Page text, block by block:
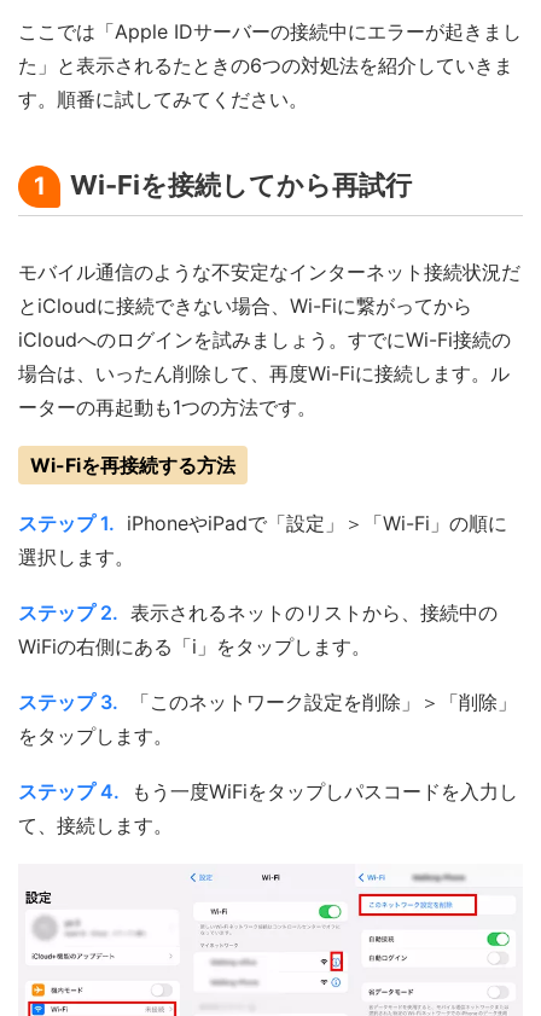
ここでは「Apple IDサーバーの接続中にエラーが起きまし
た」と表示されるたときの6つの対処法を紹介していきま
す。順番に試してみてください。
1 Wi-Fiを接続してから再試行
モバイル通信のような不安定なインターネット接続状況だ
とiCloudに接続できない場合、Wi-Fiに繋がってから
iCloudへのログインを試みましょう。すでにWi-Fi接続の
場合は、いったん削除して、再度Wi-Fiに接続します。ル
ーターの再起動も1つの方法です。
Wi-Fiを再接続する方法
ステップ 1. iPhoneやiPadで「設定」＞「Wi-Fi」の順に
選択します。
ステップ 2. 表示されるネットのリストから、接続中の
WiFiの右側にある「i」をタップします。
ステップ 3.
「このネットワーク設定を削除」＞「削除」
をタップします。
ステップ 4.
もう一度WiFiをタップしパスコードを入力し
て、接続します。